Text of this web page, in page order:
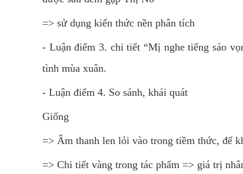
=> sử dụng kiến thức nền phân tích
- Luận điểm 3. chi tiết “Mị nghe tiếng sáo
tình mùa xuân.
- Luận điểm 4. So sánh, khái quát
Giống
=> Âm thanh len lỏi vào trong tiềm thức, để
=> Chi tiết vàng trong tác phẩm => giá trị